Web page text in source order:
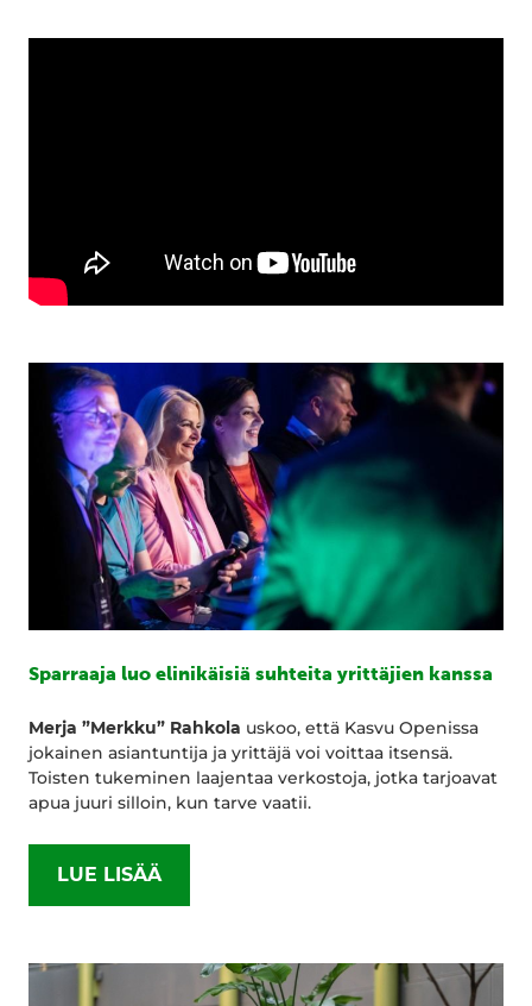
Sparraaja luo elinikäisiä suhteita yrittäjien kanssa
Merja ”Merkku” Rahkola uskoo, että Kasvu Openissa
jokainen asiantuntija ja yrittäjä voi voittaa itsensä.
Toisten tukeminen laajentaa verkostoja, jotka tarjoavat
apua juuri silloin, kun tarve vaatii.
LUE LISÄÄ